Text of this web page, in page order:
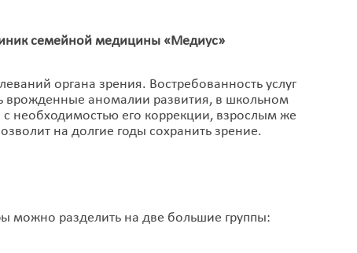
семейной медицины «Медиус»
органа зрения. Востребованность услуг
врожденные аномалии развития, в школьном
с необходимостью его коррекции, взрослым же
на долгие годы сохранить зрение.
можно разделить на две большие группы: